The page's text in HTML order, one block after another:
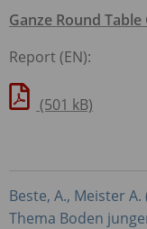
Ganze Round
Report (EN):
(501 kB)
Beste, A., Meister
Thema Boden